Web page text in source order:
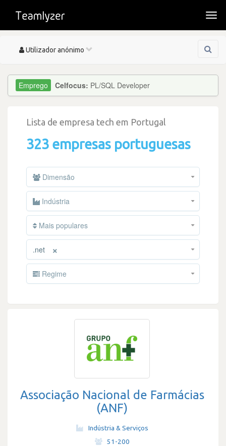
Toggle
Utilizador anónimo
Celfocus: PL/SQL Developer
Lista de empresa tech em Portugal
323 empresas portuguesas
Dimensão
Indústria
Mais populares
×
.net
Regime
Associação Nacional de Farmácias
(ANF)
Indústria & Serviços
51-200